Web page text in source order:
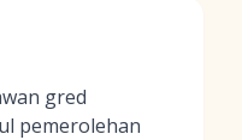
gred
pemerolehan